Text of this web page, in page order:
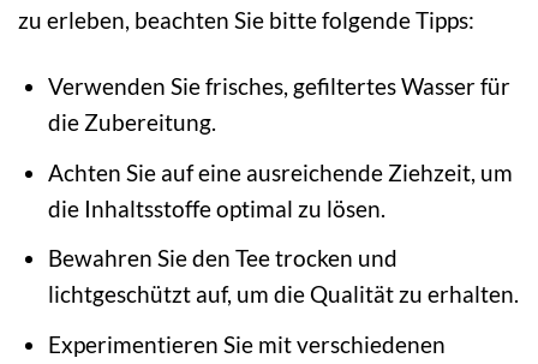
zu erleben, beachten Sie bitte folgende Tipps:
Verwenden Sie frisches, gefiltertes Wasser für
die Zubereitung.
Achten Sie auf eine ausreichende Ziehzeit, um
die Inhaltsstoffe optimal zu lösen.
Bewahren Sie den Tee trocken und
lichtgeschützt auf, um die Qualität zu erhalten.
Experimentieren Sie mit verschiedenen